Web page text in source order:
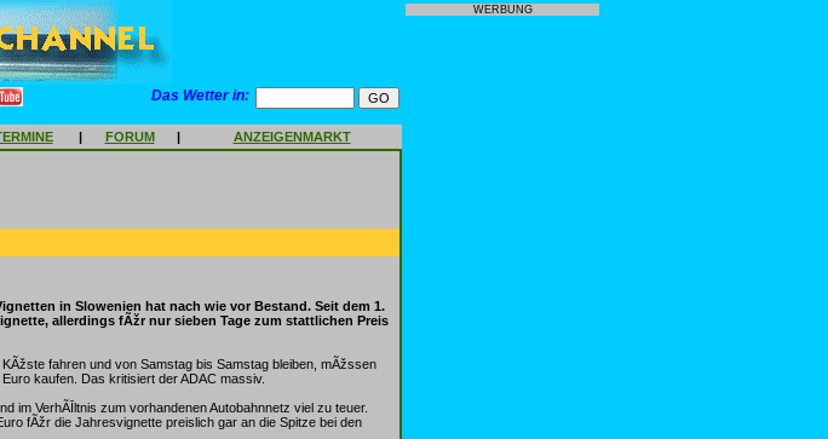
Das Wetter in:
| FORUM | ANZEIGENMARKT
in Slowenien hat nach wie vor Bestand. Seit dem 1.
allerdings fÃžr nur sieben Tage zum stattlichen Preis
fahren und von Samstag bis Samstag bleiben, mÃžssen
kaufen. Das kritisiert der ADAC massiv.
im VerhÃĪltnis zum vorhandenen Autobahnnetz viel zu teuer.
fÃžr die Jahresvignette preislich gar an die Spitze bei den
WERBUNG